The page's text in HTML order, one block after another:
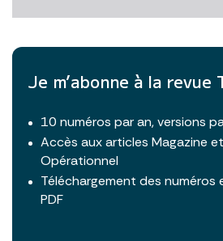
Je m’abonne à la revue
10 numéros par an, versions
Accès aux articles Magazine
Opérationnel
Téléchargement des numéros
PDF